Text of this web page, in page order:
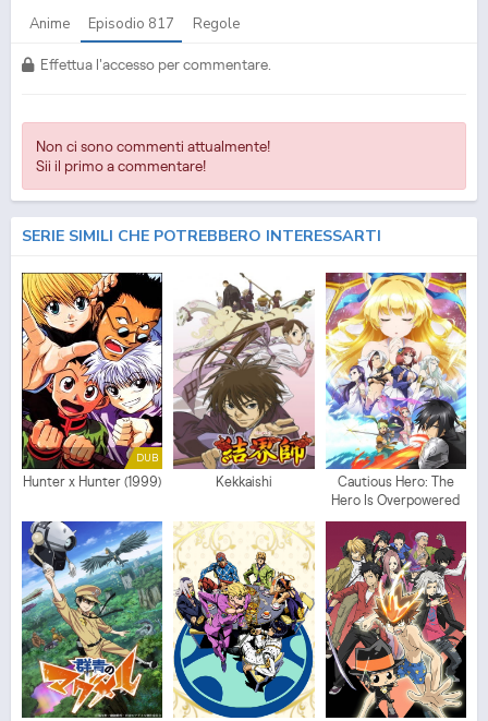
Anime Episodio 817 Regole
Effettua l'accesso per commentare.
Non ci sono commenti attualmente!
Sii il primo a commentare!
SERIE SIMILI CHE POTREBBERO INTERESSARTI
DUB
Hunter x Hunter (1999) Kekkaishi
Cautious Hero: The
Hero Is Overpowered
but Overly Cautious